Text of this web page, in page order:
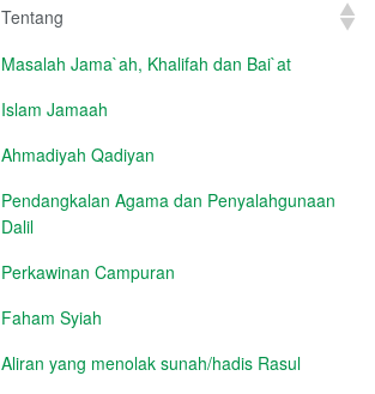
Tentang
Masalah Jama`ah, Khalifah dan Bai`at
Islam Jamaah
Ahmadiyah Qadiyan
Pendangkalan Agama dan Penyalahgunaan
Dalil
Perkawinan Campuran
Faham Syiah
Aliran yang menolak sunah/hadis Rasul